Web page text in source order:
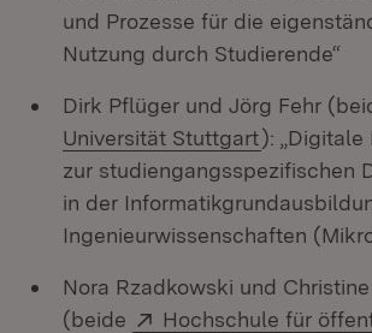
und Prozesse für die
Nutzung durch Studierende“
Dirk Pflüger und Jörg Fehr
Universität Stuttgart(Öffnet in
):
zur studiengangsspezifischen
in der
Ingenieurwissenschaften
Nora Rzadkowski und
(beide
Extern:
Hochschule für